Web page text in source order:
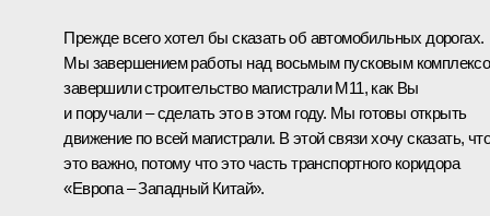
Прежде всего хотел бы сказать об автомобильных дорогах.
Мы завершением работы над восьмым пусковым
завершили строительство магистрали М11, как Вы
и поручали – сделать это в этом году. Мы готовы открыть
движение по всей магистрали. В этой связи хочу сказать, что
это важно, потому что это часть транспортного коридора
«Европа – Западный Китай».